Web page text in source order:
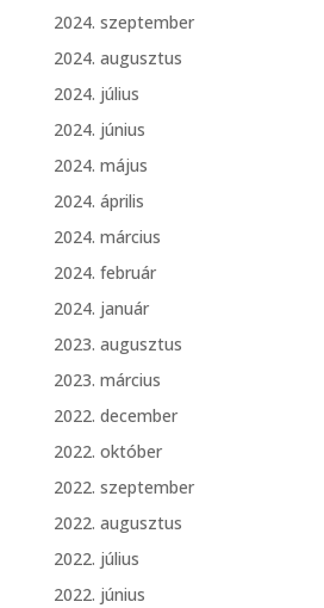
2024. szeptember
2024. augusztus
2024. július
2024. június
2024. május
2024. április
2024. március
2024. február
2024. január
2023. augusztus
2023. március
2022. december
2022. október
2022. szeptember
2022. augusztus
2022. július
2022. június